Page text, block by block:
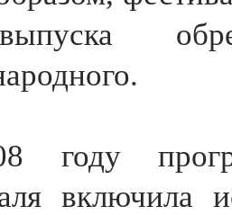
году
включила